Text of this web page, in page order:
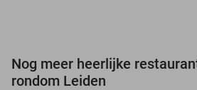
Nog meer heerlijke
rondom Leiden